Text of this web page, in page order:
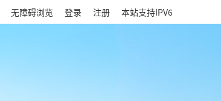
无障碍浏览 登录 注册 本站支持IPV6